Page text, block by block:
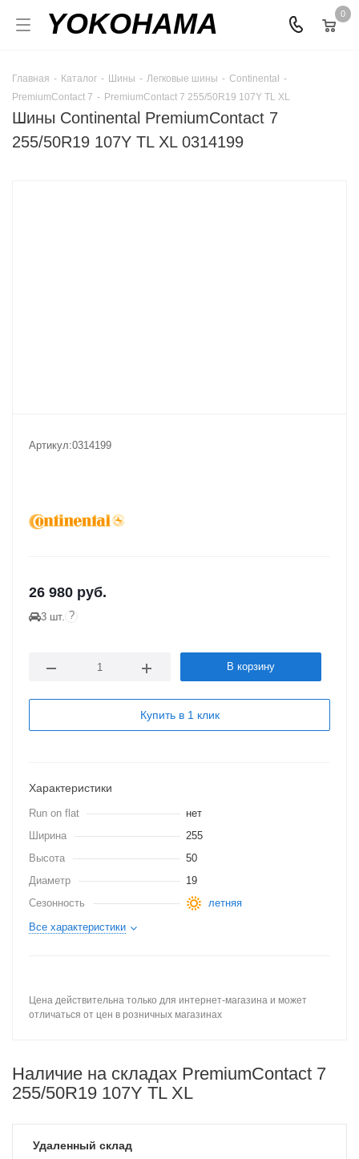
YOKOHAMA 0
Главная - Каталог - Шины - Легковые шины - Continental -
PremiumContact 7 - PremiumContact 7 255/50R19 107Y TL XL
Шины Continental PremiumContact 7
255/50R19 107Y TL XL 0314199
Артикул:0314199
26 980 руб.
3 шт. ?
В корзину
Купить в 1 клик
Характеристики
Run on flat
нет
Ширина
255
Высота
50
Диаметр
19
Сезонность
летняя
Все характеристики
Цена действительна только для интернет-магазина и может
отличаться от цен в розничных магазинах
Наличие на складах PremiumContact 7
255/50R19 107Y TL XL
Удаленный склад